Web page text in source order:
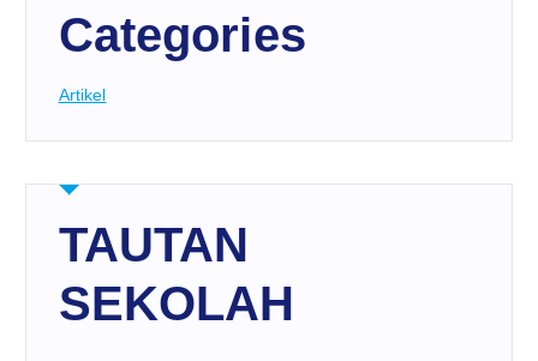
Categories
Artikel
TAUTAN
SEKOLAH